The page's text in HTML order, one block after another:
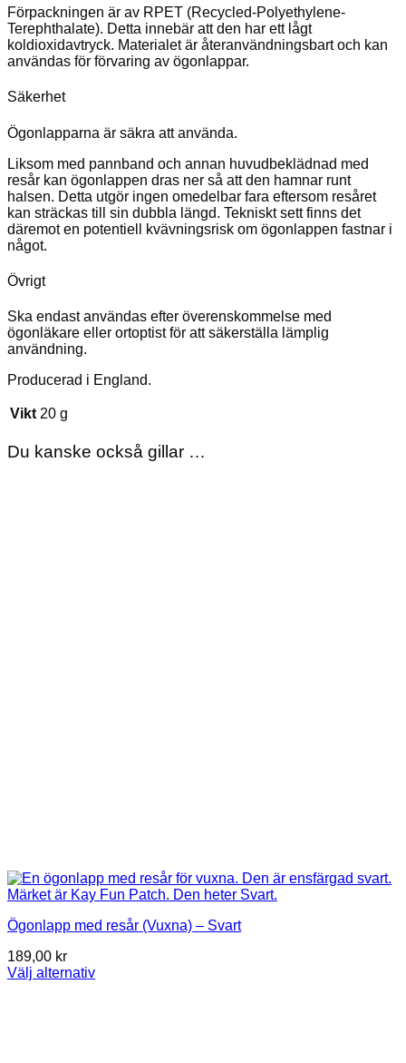
Förpackningen är av RPET (Recycled-Polyethylene-
Terephthalate). Detta innebär att den har ett lågt
koldioxidavtryck. Materialet är återanvändningsbart och kan
användas för förvaring av ögonlappar.
Säkerhet
Ögonlapparna är säkra att använda.
Liksom med pannband och annan huvudbeklädnad med
resår kan ögonlappen dras ner så att den hamnar runt
halsen. Detta utgör ingen omedelbar fara eftersom resåret
kan sträckas till sin dubbla längd. Tekniskt sett finns det
däremot en potentiell kvävningsrisk om ögonlappen fastnar i
något.
Övrigt
Ska endast användas efter överenskommelse med
ögonläkare eller ortoptist för att säkerställa lämplig
användning.
Producerad i England.
Vikt 20 g
Du kanske också gillar …
Ögonlapp med resår (Vuxna) – Svart
189,00 kr
Välj alternativ